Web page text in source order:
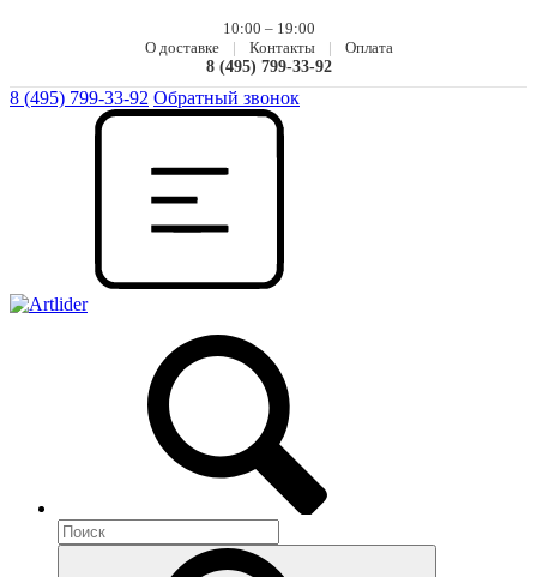
10:00 – 19:00
О доставке
| Контакты |
Оплата
8 (495) 799-33-92
8 (495) 799-33-92 Обратный звонок